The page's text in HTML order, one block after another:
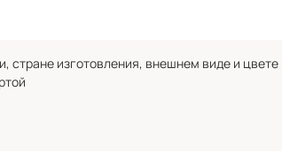
стране изготовления, внешнем виде и цвете